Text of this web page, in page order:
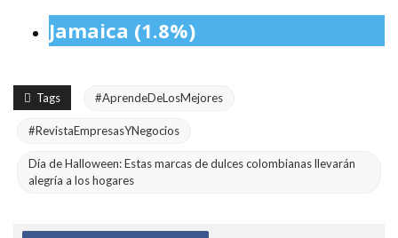
Jamaica (1.8%)
Tags #AprendeDeLosMejores
#RevistaEmpresasYNegocios
Día de Halloween: Estas marcas de dulces colombianas llevarán
alegría a los hogares